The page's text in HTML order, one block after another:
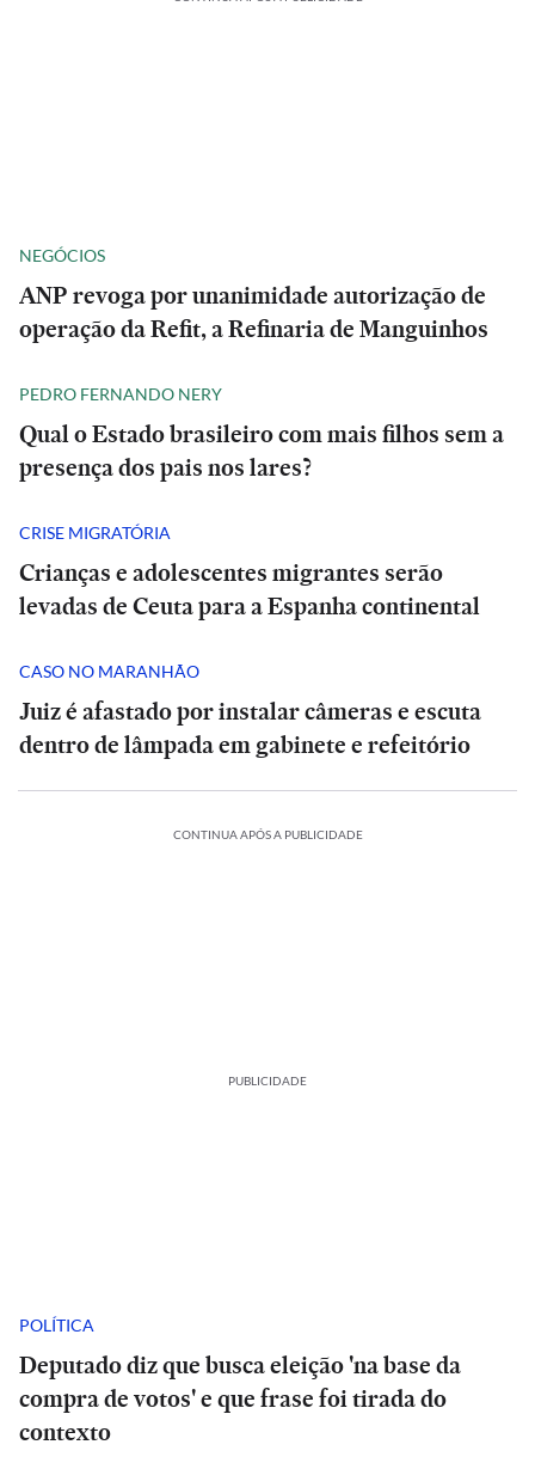
NEGÓCIOS
ANP revoga por unanimidade autorização de
operação da Refit, a Refinaria de Manguinhos
PEDRO FERNANDO NERY
Qual o Estado brasileiro com mais filhos sem a
presença dos pais nos lares?
CRISE MIGRATÓRIA
Crianças e adolescentes migrantes serão
levadas de Ceuta para a Espanha continental
CASO NO MARANHÃO
Juiz é afastado por instalar câmeras e escuta
dentro de lâmpada em gabinete e refeitório
CONTINUA APÓS A PUBLICIDADE
PUBLICIDADE
POLÍTICA
Deputado diz que busca eleição 'na base da
compra de votos' e que frase foi tirada do
contexto